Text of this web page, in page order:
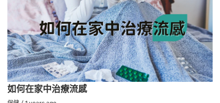
如何在家中治療流感